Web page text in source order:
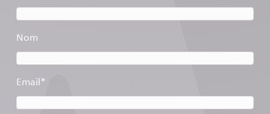
Nom
Email *